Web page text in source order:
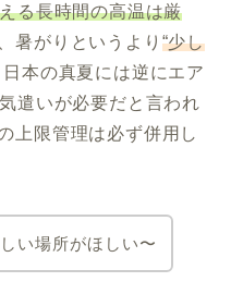
る長時間の高温は厳
暑がりというより “少し
本の真夏には逆にエア
遣いが必要だと言われ
上限管理は必ず併用し
い場所がほしい〜